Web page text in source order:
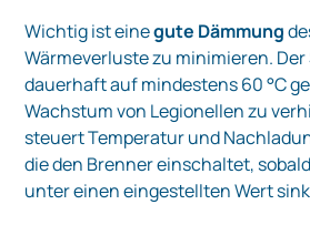
Wichtig ist einegute Dämmung
Wärmeverluste zu minimieren.
dauerhaft auf mindestens 60 °C
Wachstum von Legionellen zu
steuert Temperatur und
die den Brenner einschaltet,
unter einen eingestellten Wert